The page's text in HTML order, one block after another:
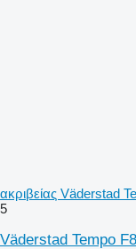
ακριβείας Väderstad
5
Väderstad Tempo F8